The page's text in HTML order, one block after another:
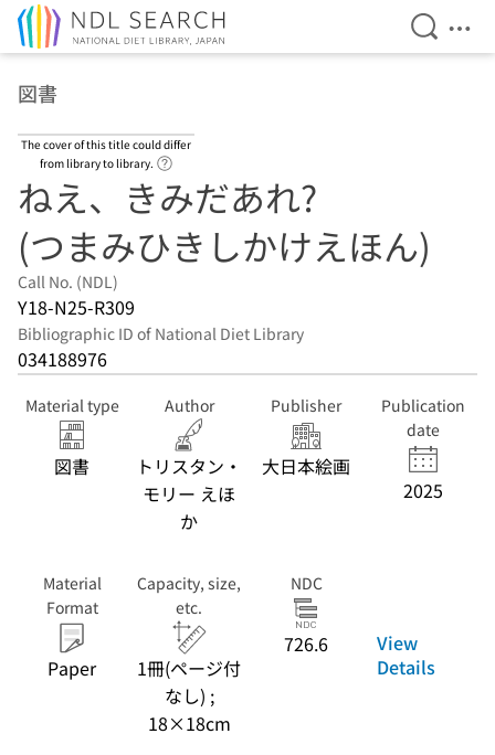
Open
図書
The cover of this title could differ
from library to library.
ねえ、きみだあれ?
(つまみひきしかけえほん)
Call No. (NDL)
Y18-N25-R309
Bibliographic ID of National Diet Library
034188976
Material type
図書
Author
トリスタン・
モリー えほ
か
Publisher
大日本絵画
Publication
date
2025
Material
Format
Paper
Capacity, size,
etc.
1冊(ページ付
なし) ;
18×18cm
NDC
726.6
View
Details